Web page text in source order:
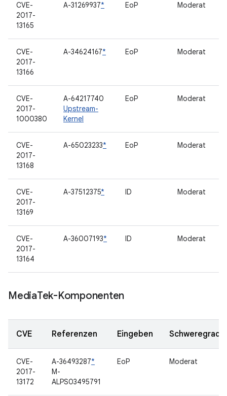
CVE-
2017-
13165
A-31269937* EoP Moderat
CVE-
2017-
13166
A-34624167* EoP Moderat
CVE-
2017-
1000380
A-64217740
Upstream-
Kernel
EoP Moderat
CVE-
2017-
13168
A-65023233* EoP Moderat
CVE-
2017-
13169
A-37512375* ID Moderat
CVE-
2017-
13164
A-36007193* ID Moderat
MediaTek-Komponenten
CVE Referenzen Eingeben Schweregrad
CVE-
2017-
13172
A-36493287*
M-
ALPS03495791
EoP Moderat